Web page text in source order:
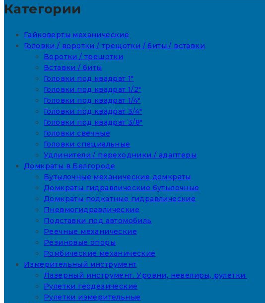
Категории
Гайковерты механические
Головки / воротки / трещотки / биты / вставки
Воротки / трещотки
Вставки / биты
Головки под квадрат 1"
Головки под квадрат 1/2"
Головки под квадрат 1/4"
Головки под квадрат 3/4"
Головки под квадрат 3/8"
Головки свечные
Головки специальные
Удлинители / переходники / адаптеры
Домкраты в Белгороде
Бутылочные механические домкраты
Домкраты гидравлические бутылочные
Домкраты подкатные гидравлические
Пневмогидравлические
Подставки под автомобиль
Реечные механические
Резиновые опоры
Ромбические механические
Измерительный инструмент
Лазерный инструмент. Уровни, невелиры, рулетки.
Рулетки геодезические
Рулетки измерительные